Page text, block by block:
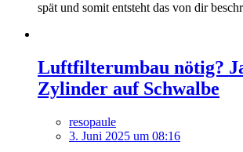
spät und somit entsteht das von dir
Luftfilterumbau nötig?
Zylinder auf Schwalbe
resopaule
3. Juni 2025 um 08:16